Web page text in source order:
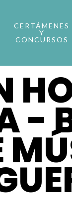
CERTÁMENES
Y
CONCURSOS
-